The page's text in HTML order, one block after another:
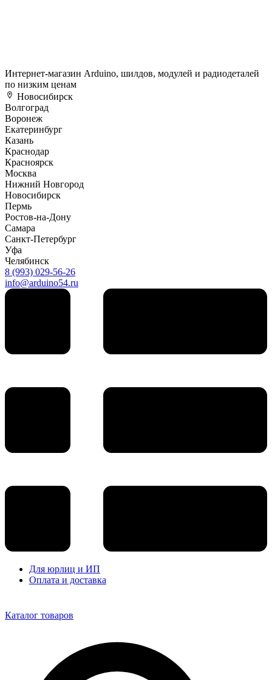
Интернет-магазин Arduino, шилдов, модулей и радиодеталей
по низким ценам
Новосибирск
Волгоград
Воронеж
Екатеринбург
Казань
Краснодар
Красноярск
Москва
Нижний Новгород
Новосибирск
Пермь
Ростов-на-Дону
Самара
Санкт-Петербург
Уфа
Челябинск
8 (993) 029-56-26
info@arduino54.ru
Для юрлиц и ИП
Оплата и доставка
Каталог товаров